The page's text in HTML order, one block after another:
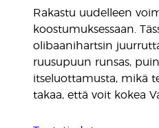
Rakastu uudelleen
koostumuksessaan.
olibaanihartsin
ruusupuun runsas,
itseluottamusta, mikä
takaa, että voit kokea